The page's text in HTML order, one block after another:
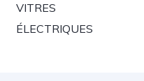
VITRES
ÉLECTRIQUES